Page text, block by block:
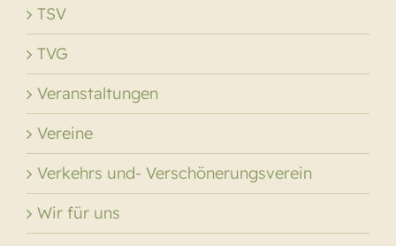
TSV
TVG
Veranstaltungen
Vereine
Verkehrs und- Verschönerungsverein
Wir für uns